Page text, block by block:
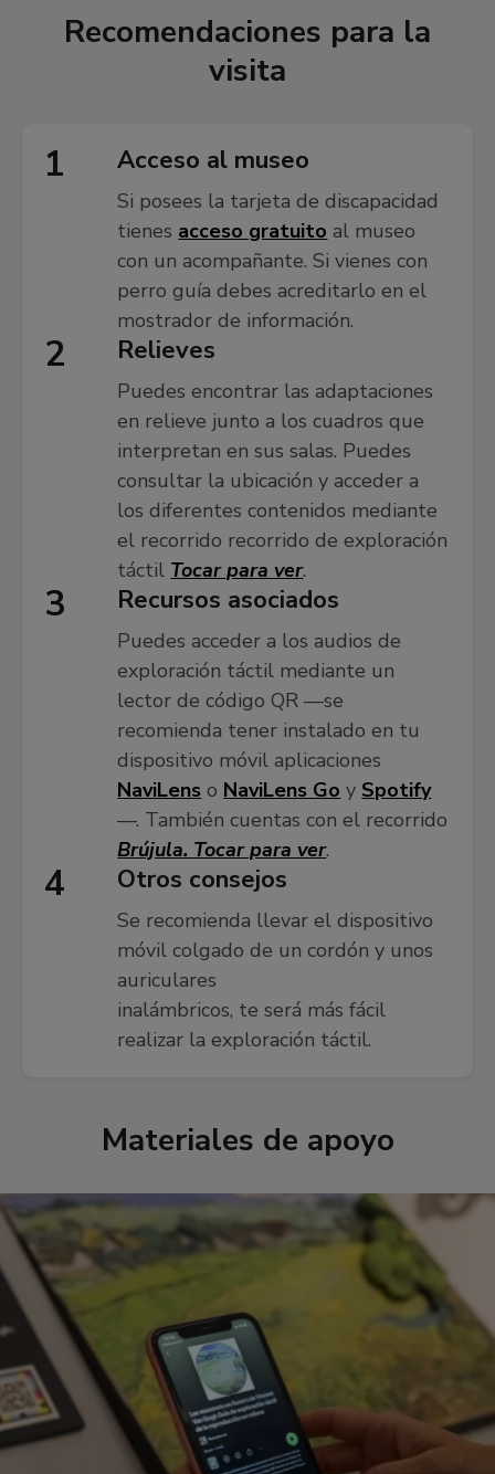
Recomendaciones para la
visita
1 Acceso al museo
Si posees la tarjeta de discapacidad
tienes acceso gratuito al museo
con un acompañante. Si vienes con
perro guía debes acreditarlo en el
mostrador de información.
2 Relieves
Puedes encontrar las adaptaciones
en relieve junto a los cuadros que
interpretan en sus salas. Puedes
consultar la ubicación y acceder a
los diferentes contenidos mediante
el recorrido recorrido de exploración
táctil Tocar para ver.
3 Recursos asociados
Puedes acceder a los audios de
exploración táctil mediante un
lector de código QR —se
recomienda tener instalado en tu
dispositivo móvil aplicaciones
NaviLens o NaviLens Go y Spotify
—. También cuentas con el recorrido
Brújula. Tocar para ver.
4 Otros consejos
Se recomienda llevar el dispositivo
móvil colgado de un cordón y unos
auriculares
inalámbricos, te será más fácil
realizar la exploración táctil.
Materiales de apoyo